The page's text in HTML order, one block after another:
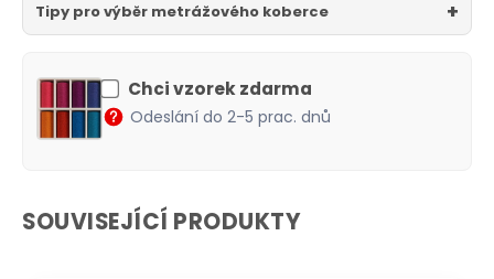
Tipy pro výběr metrážového koberce
Chci vzorek zdarma
Odeslání do 2-5 prac. dnů
SOUVISEJÍCÍ PRODUKTY